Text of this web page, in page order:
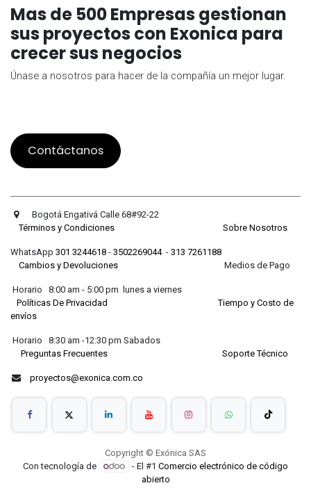
Mas de 500 Empresas gestionan
sus proyectos con Exonica para
crecer sus negocios
Únase a nosotros para hacer de la compañía un mejor lugar.
Contáctanos
Bogotá Engativá Calle 68#92-22
Términos y Condiciones
Sobre Nosotros
WhatsApp 301 3244618 - 3502269044- 313 7261188
Cambios y Devoluciones Medios de Pago
Horario 8:00 am - 5:00 pm lunes a viernes
Políticas De Privacidad
Tiempo y Costo de
envíos
Horario 8:30 am -12:30 pm Sabados
Preguntas Frecuentes
Soporte Técnico
proyectos@exonica.com.co
Copyright © Exónica SAS
Con tecnología de
- El #1 Comercio electrónico de código
abierto